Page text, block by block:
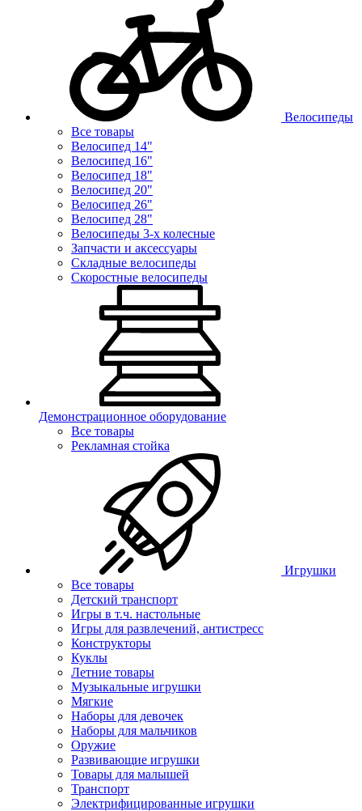
Велосипеды
Все товары
Велосипед 14"
Велосипед 16"
Велосипед 18"
Велосипед 20"
Велосипед 26"
Велосипед 28"
Велосипеды 3-х колесные
Запчасти и аксессуары
Складные велосипеды
Скоростные велосипеды
Демонстрационное оборудование
Все товары
Рекламная стойка
Игрушки
Все товары
Детский транспорт
Игры в т.ч. настольные
Игры для развлечений, антистресс
Конструкторы
Куклы
Летние товары
Музыкальные игрушки
Мягкие
Наборы для девочек
Наборы для мальчиков
Оружие
Развивающие игрушки
Товары для малышей
Транспорт
Электрифицированные игрушки